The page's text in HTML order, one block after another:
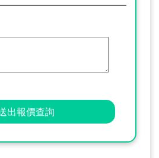
出報價查詢